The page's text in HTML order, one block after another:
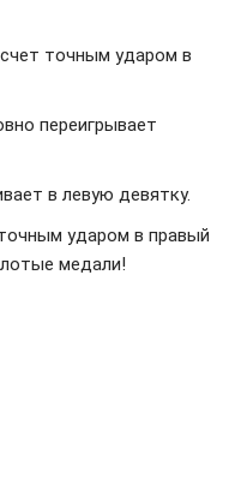
точным ударом в
переигрывает
в левую девятку.
ударом в правый
медали!